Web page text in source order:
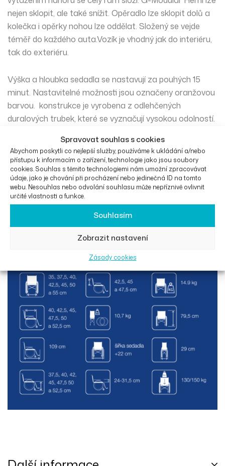
Spravovat souhlas s cookies
Abychom poskytli co nejlepší služby, používáme k ukládání a/nebo
přístupu k informacím o zařízení, technologie jako jsou soubory
cookies. Souhlas s těmito technologiemi nám umožní zpracovávat
údaje, jako je chování při procházení nebo jedinečná ID na tomto
webu. Nesouhlas nebo odvolání souhlasu může nepříznivě ovlivnit
určité vlastnosti a funkce.
Souhlasím
Zobrazit nastavení
Zásady cookies
nejen sklopit, ale také snížit. Opěradlo lze sklopit dolů a
kolečka i opěrky nohou lze oddělat. Složený se vejde
téměř do každého auta.Vozík je vhodný jak do interiéru,
tak do exteriéru.
Výška a hloubka sedadla se nastavují za pouhých 15
minut. Nastavitelné možnosti jsou označeny oranžovou
barvou. konstrukce je vyrobena z odlehčených
duralových trubek, které se vyznačují vysokou odolností.
opěrkami a také rychloupínacími koly.
G-Modular Hemi je vybaven praktickým nastavením
výšky sedadla. Výšku sedadla v rámu lze nastavit nejen
na zadním kole, ale lze ji nastavit také na přední
vidlici. Tímto způsobem G-Modular jako celek stoupá a
snadno provést pomocí imbusového klíče.